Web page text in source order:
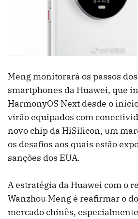
Meng monitorará os passos
smartphones da Huawei, que
HarmonyOS Next desde o
virão equipados com
novo chip da HiSilicon, um
os desafios aos quais estão
sanções dos EUA.
A estratégia da Huawei com o
Wanzhou Meng é reafirmar o
mercado chinês,